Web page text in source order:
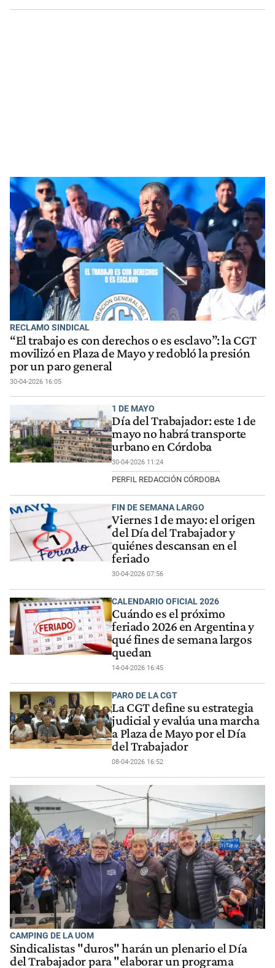
RECLAMO SINDICAL
“El trabajo es con derechos o es esclavo”: la CGT
movilizó en Plaza de Mayo y redobló la presión
por un paro general
30-04-2026 16:05
1 DE MAYO
Día del Trabajador: este 1 de
mayo no habrá transporte
urbano en Córdoba
30-04-2026 11:24
PERFIL REDACCIÓN CÓRDOBA
FIN DE SEMANA LARGO
Viernes 1 de mayo: el origen
del Día del Trabajador y
quiénes descansan en el
feriado
30-04-2026 07:56
CALENDARIO OFICIAL 2026
Cuándo es el próximo
feriado 2026 en Argentina y
qué fines de semana largos
quedan
14-04-2026 16:45
PARO DE LA CGT
La CGT define su estrategia
judicial y evalúa una marcha
a Plaza de Mayo por el Día
del Trabajador
08-04-2026 16:52
CAMPING DE LA UOM
Sindicalistas "duros" harán un plenario el Día
del Trabajador para "elaborar un programa